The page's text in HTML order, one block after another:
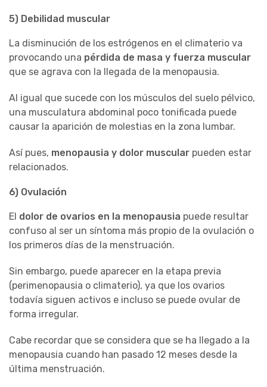
5) Debilidad muscular
La disminución de los estrógenos en el climaterio va
provocando una pérdida de masa y fuerza muscular
que se agrava con la llegada de la menopausia.
Al igual que sucede con los músculos del suelo pélvico,
una musculatura abdominal poco tonificada puede
causar la aparición de molestias en la zona lumbar.
Así pues, menopausia y dolor muscular pueden estar
relacionados.
6) Ovulación
El dolor de ovarios en la menopausia puede resultar
confuso al ser un síntoma más propio de la ovulación o
los primeros días de la menstruación.
Sin embargo, puede aparecer en la etapa previa
(perimenopausia o climaterio), ya que los ovarios
todavía siguen activos e incluso se puede ovular de
forma irregular.
Cabe recordar que se considera que se ha llegado a la
menopausia cuando han pasado 12 meses desde la
última menstruación.